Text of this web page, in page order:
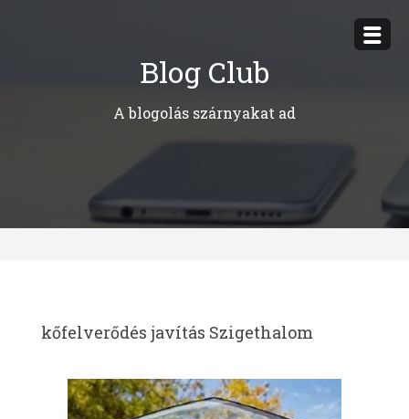
Blog Club
A blogolás szárnyakat ad
kőfelverődés javítás Szigethalom